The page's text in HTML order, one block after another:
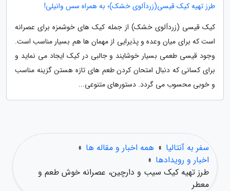
طرز تهیه کیک قیسی(زردآلوی خشک)؛ به همراه سس وانیلی!
کیک قیسی (زردآلوی خشک) از جمله کیک های خوشمزه برای عصرانه
است که برای میان وعده و پذیرایی از مهمان ها هم بسیار مناسب است.
وجود قیسی طعمی بسیار خوشایند و جالبی در کیک ایجاد می نماید و
برای کسانی که دنبال امتحان کردن طعم های تازه هستن گزینه مناسب
و خوبی محسوب می گردد. دستورهای متنوعی...
سفر به آنتالیا » همه اخبار و مقاله ها »
اخبار و رویدادها »
طرز تهیه کیک سیب و دارچین، عصرانه خوش طعم و
معطر